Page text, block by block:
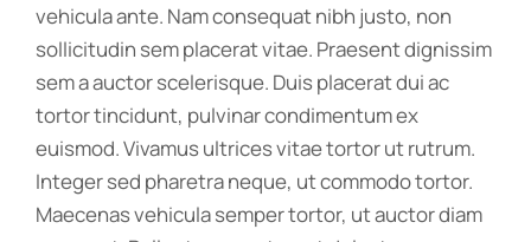
vehicula ante. Nam consequat nibh justo, non
sollicitudin sem placerat vitae. Praesent dignissim
sem a auctor scelerisque. Duis placerat dui ac
tortor tincidunt, pulvinar condimentum ex
euismod. Vivamus ultrices vitae tortor ut rutrum.
Integer sed pharetra neque, ut commodo tortor.
Maecenas vehicula semper tortor, ut auctor diam